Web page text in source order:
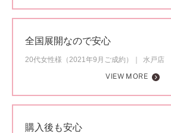
全国展開なので安心
20代女性様（2021年9月ご成約）
水戸店
VIEW MORE
購入後も安心